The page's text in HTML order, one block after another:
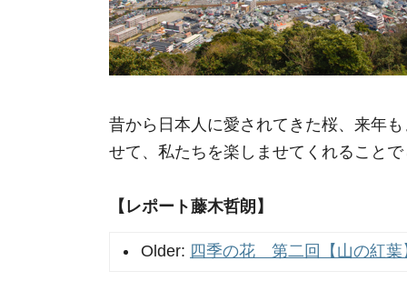
昔から日本人に愛されてきた桜、来年
せて、私たちを楽しませてくれること
【レポート藤木哲朗】
Older: 四季の花 第二回【山の紅葉